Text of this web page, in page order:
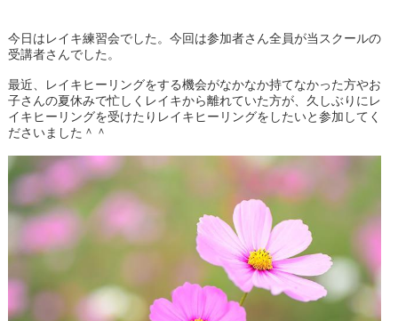
今日はレイキ練習会でした。今回は参加者さん全員が当スクールの
受講者さんでした。
最近、レイキヒーリングをする機会がなかなか持てなかった方やお
子さんの夏休みで忙しくレイキから離れていた方が、久しぶりにレ
イキヒーリングを受けたりレイキヒーリングをしたいと参加してく
ださいました＾＾